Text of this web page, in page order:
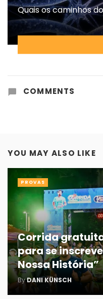
Quais os caminhos
COMMENTS
YOU MAY ALSO LIKE
Corrida
para se
Nossa História”
ByDANI KÜNSCH
PROVAS